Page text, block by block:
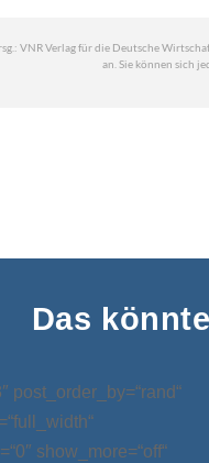
Das
post_order_by=“rand“
show_more=“off“